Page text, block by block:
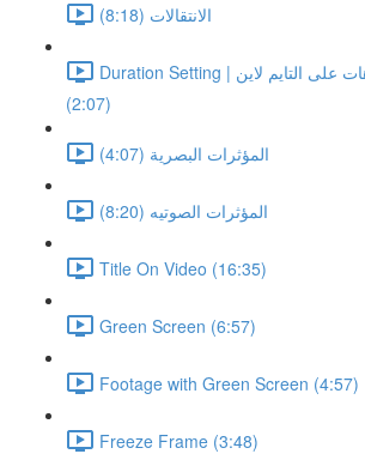
الانتقالات (8:18)
Duration Setting | توحيد سرعة الفيديوهات على التايم لاين
(2:07)
المؤثرات البصرية (4:07)
المؤثرات الصوتيه (8:20)
Title On Video (16:35)
Green Screen (6:57)
Footage with Green Screen (4:57)
Freeze Frame (3:48)